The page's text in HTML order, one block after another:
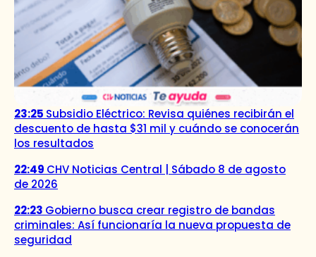
23:25 Subsidio Eléctrico: Revisa quiénes recibirán el
descuento de hasta $31 mil y cuándo se conocerán
los resultados
22:49 CHV Noticias Central | Sábado 8 de agosto
de 2026
22:23 Gobierno busca crear registro de bandas
criminales: Así funcionaría la nueva propuesta de
seguridad